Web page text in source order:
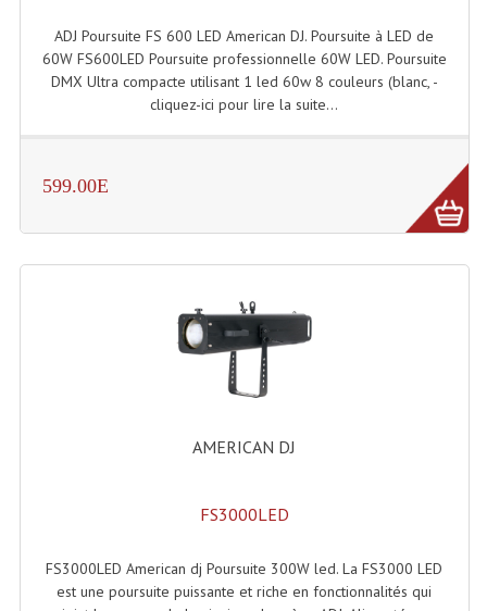
Enceintes (Ecoutes De Studio)
Enceintes Autonomes Portables Amplifiées
Filtres Actifs, Correcteurs
Haut Parleurs Sono
Filtres Passifs
Moteurs Pavillons Pour Enceinte
Platines Disque Vinyles
ADJ Poursuite FS 600 LED American DJ. Poursuite à LED de
60W FS600LED Poursuite professionnelle 60W LED. Poursuite
DMX Ultra compacte utilisant 1 led 60w 8 couleurs (blanc, -
cliquez-ici pour lire la suite...
599.00E
AMERICAN DJ
FS3000LED
FS3000LED American dj Poursuite 300W led. La FS3000 LED
est une poursuite puissante et riche en fonctionnalités qui